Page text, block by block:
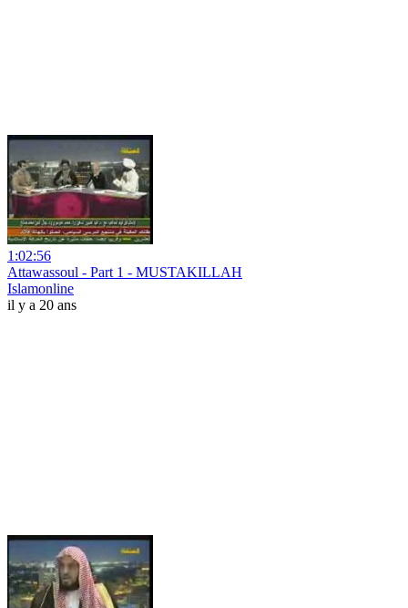
1:02:56
Attawassoul - Part 1 - MUSTAKILLAH
Islamonline
il y a 20 ans